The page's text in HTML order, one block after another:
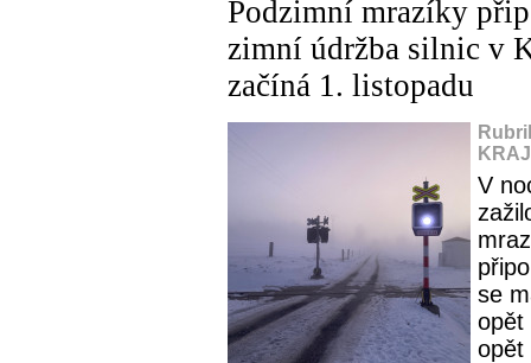
Podzimní mrazíky
zimní údržba silnic v
začíná 1. listopadu
V
se
opět
opět